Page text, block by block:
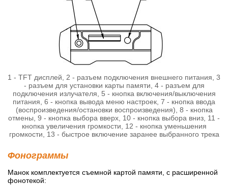
1 - TFT дисплей, 2 - разъем подключения внешнего питания, 3
- разъем для установки карты памяти, 4 - разъем для
подключения излучателя, 5 - кнопка включения/выключения
питания, 6 - кнопка вывода меню настроек, 7 - кнопка ввода
(воспроизведения/остановки воспроизведения), 8 - кнопка
отмены, 9 - кнопка выбора вверх, 10 - кнопка выбора вниз, 11 -
кнопка увеличения громкости, 12 - кнопка уменьшения
громкости, 13 - быстрое включение заранее выбранного трека
Фонограммы
Манок комплектуется съемной картой памяти, с расширенной
фонотекой: